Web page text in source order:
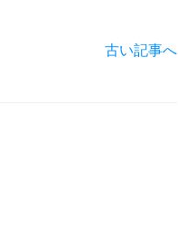
古い記事へ